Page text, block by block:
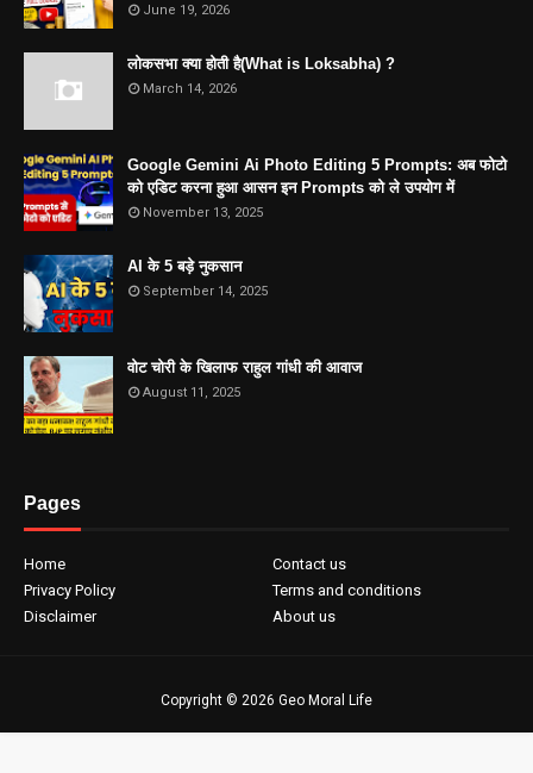
June 19, 2026
लोकसभा क्या होती है(What is Loksabha) ?
March 14, 2026
Google Gemini Ai Photo Editing 5 Prompts: अब फोटो
को एडिट करना हुआ आसन इन Prompts को ले उपयोग में
November 13, 2025
AI के 5 बड़े नुकसान
September 14, 2025
वोट चोरी के खिलाफ राहुल गांधी की आवाज
August 11, 2025
Pages
Home
Contact us
Privacy Policy
Terms and conditions
Disclaimer
About us
Copyright © 2026 Geo Moral Life